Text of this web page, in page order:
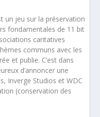
un jeu sur la préservation
fondamentales de 11 bit
caritatives
communs avec les
et publie. C’est dans
d’annoncer une
Inverge Studios et WDC
(conservation des